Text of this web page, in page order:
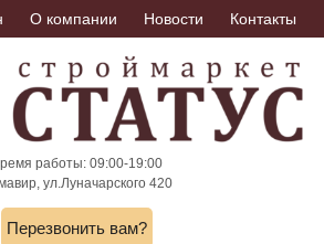
О компании Новости Контакты
работы: 09:00-19:00
ул.Луначарского 420
Перезвонить вам?